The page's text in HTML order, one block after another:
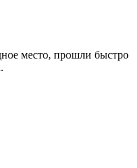
место, прошли быстро